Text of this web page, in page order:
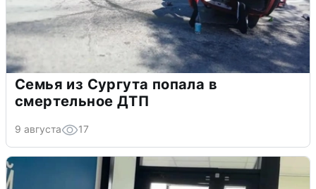
Семья из Сургута попала в
смертельное ДТП
9 августа 17